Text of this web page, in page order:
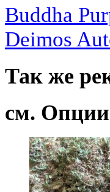
Buddha
Deimos
Так же
см.